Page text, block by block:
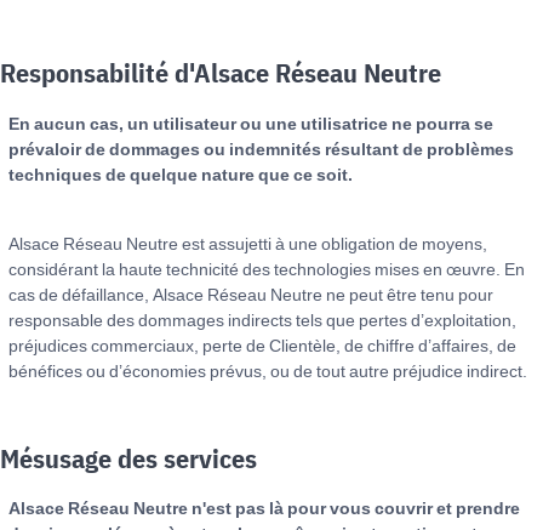
Responsabilité d'Alsace Réseau Neutre
En aucun cas, un utilisateur ou une utilisatrice ne pourra se
prévaloir de dommages ou indemnités résultant de problèmes
techniques de quelque nature que ce soit.
Alsace Réseau Neutre est assujetti à une obligation de moyens,
considérant la haute technicité des technologies mises en œuvre. En
cas de défaillance, Alsace Réseau Neutre ne peut être tenu pour
responsable des dommages indirects tels que pertes d’exploitation,
préjudices commerciaux, perte de Clientèle, de chiffre d’affaires, de
bénéfices ou d’économies prévus, ou de tout autre préjudice indirect.
Mésusage des services
Alsace Réseau Neutre n'est pas là pour vous couvrir et prendre